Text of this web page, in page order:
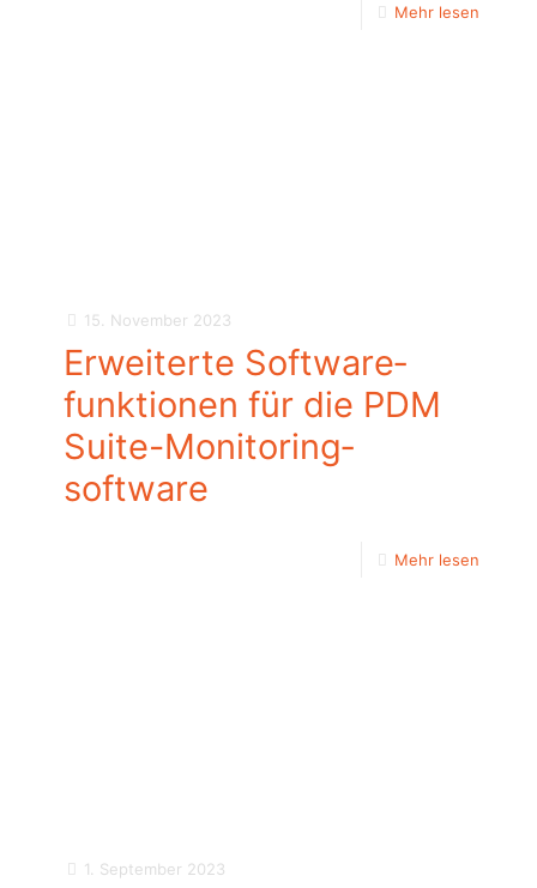
Mehr lesen
15. November 2023
Erweiterte Software­
funktionen für die PDM
Suite-Monitoring­
software
Mehr lesen
1. September 2023